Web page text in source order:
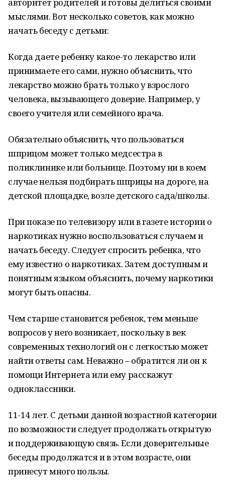
мыслями. Вот несколько советов, как можно
начать беседу с детьми:
Когда даете ребенку какое-то лекарство или
принимаете его сами, нужно объяснить, что
лекарство можно брать только у взрослого
человека, вызывающего доверие. Например, у
своего учителя или семейного врача.
Обязательно объяснить, что пользоваться
шприцом может только медсестра в
поликлинике или больнице. Поэтому ни в коем
случае нельзя подбирать шприцы на дороге, на
детской площадке, возле детского сада/школы.
При показе по телевизору или в газете истории о
наркотиках нужно воспользоваться случаем и
начать беседу. Следует спросить ребенка, что
ему известно о наркотиках. Затем доступным и
понятным языком объяснить, почему наркотики
могут быть опасны.
Чем старше становится ребенок, тем меньше
вопросов у него возникает, поскольку в век
современных технологий он с легкостью может
найти ответы сам. Неважно – обратится ли он к
помощи Интернета или ему расскажут
одноклассники.
11-14 лет. С детьми данной возрастной категории
по возможности следует продолжать открытую
и поддерживающую связь. Если доверительные
беседы продолжатся и в этом возрасте, они
принесут много пользы.